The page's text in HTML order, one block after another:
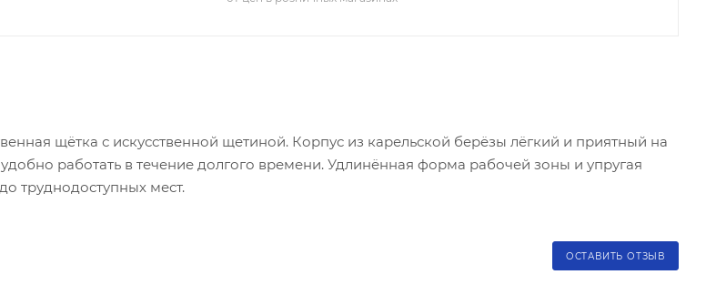
щётка с искусственной щетиной. Корпус из карельской берёзы лёгкий и приятный на
работать в течение долгого времени. Удлинённая форма рабочей зоны и упругая
труднодоступных мест.
ОСТАВИТЬ ОТЗЫВ